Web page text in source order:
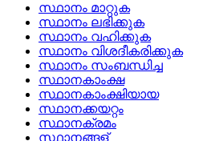
സ്ഥാനം മാറ്റുക
സ്ഥാനം ലഭിക്കുക
സ്ഥാനം വഹിക്കുക
സ്ഥാനം വിശദീകരിക്കുക
സ്ഥാനം സംബന്ധിച്ച
സ്ഥാനകാംക്ഷ
സ്ഥാനകാംക്ഷിയായ
സ്ഥാനക്കയറ്റം
സ്ഥാനക്രമം
സ്ഥാനങ്ങള്